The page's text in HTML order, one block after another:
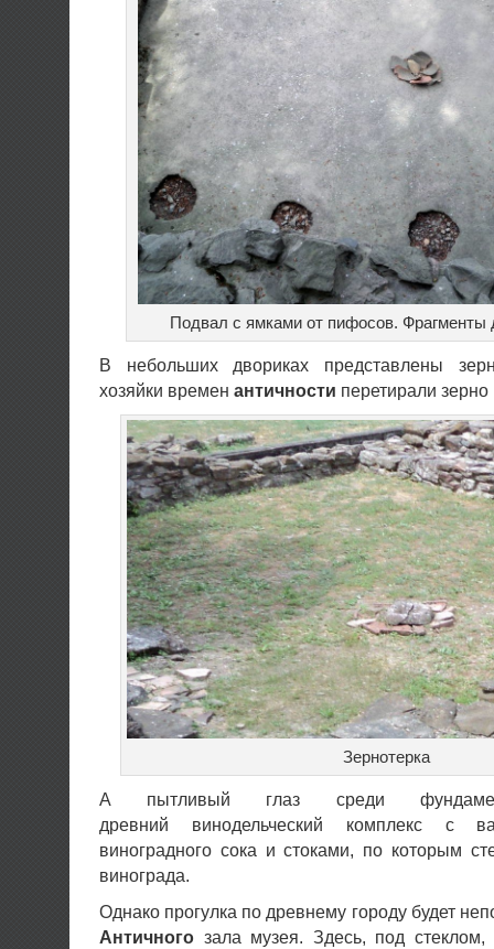
Подвал с ямками от пифосов.
В небольших двориках представлены
хозяйки времен античности перетирали зерно
Зернотерка
А пытливый глаз среди
древний винодельческий комплекс с
виноградного сока и стоками, по которым
винограда.
Однако прогулка по древнему городу будет
Античного зала музея. Здесь, под